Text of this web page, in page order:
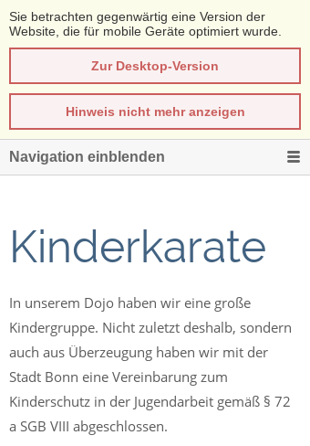
Sie betrachten gegenwärtig eine Version der
Website, die für mobile Geräte optimiert wurde.
Zur Desktop-Version
Hinweis nicht mehr anzeigen
Navigation einblenden
Kinderkarate
In unserem Dojo haben wir eine große
Kindergruppe. Nicht zuletzt deshalb, sondern
auch aus Überzeugung haben wir mit der
Stadt Bonn eine Vereinbarung zum
Kinderschutz in der Jugendarbeit gemäß § 72
a SGB VIII abgeschlossen.